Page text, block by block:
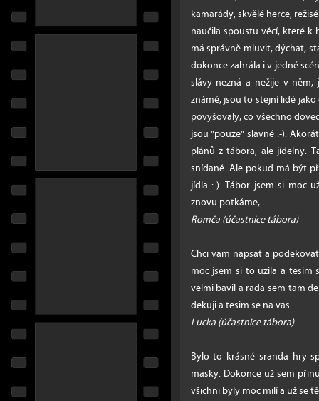
kamarády, skvělé herce,
naučila spoustu věcí, které
má správně mluvit, dýchat,
dokonce zahrála i v jedné
slávy nezná a nežije v
známé, jsou to stejní lidé
povyšovaly, co všechno
jsou "pouze" slavné :-).
plánů z tábora, ale jídelny.
snídaně. Ale pokud má být
jídla :-). Tábor jsem si moc
znovu potkáme,
Romča (účastnice tábora)
Chci vam napsat a
moc jsem si to uzila a
velmi bavil a rada sem tam
dekuji a tesim se na vas
Lucka (účastnice tábora)
Bylo to krásné sranda hry
masky. Dokonce už sem
všichni byly moc milí a už se